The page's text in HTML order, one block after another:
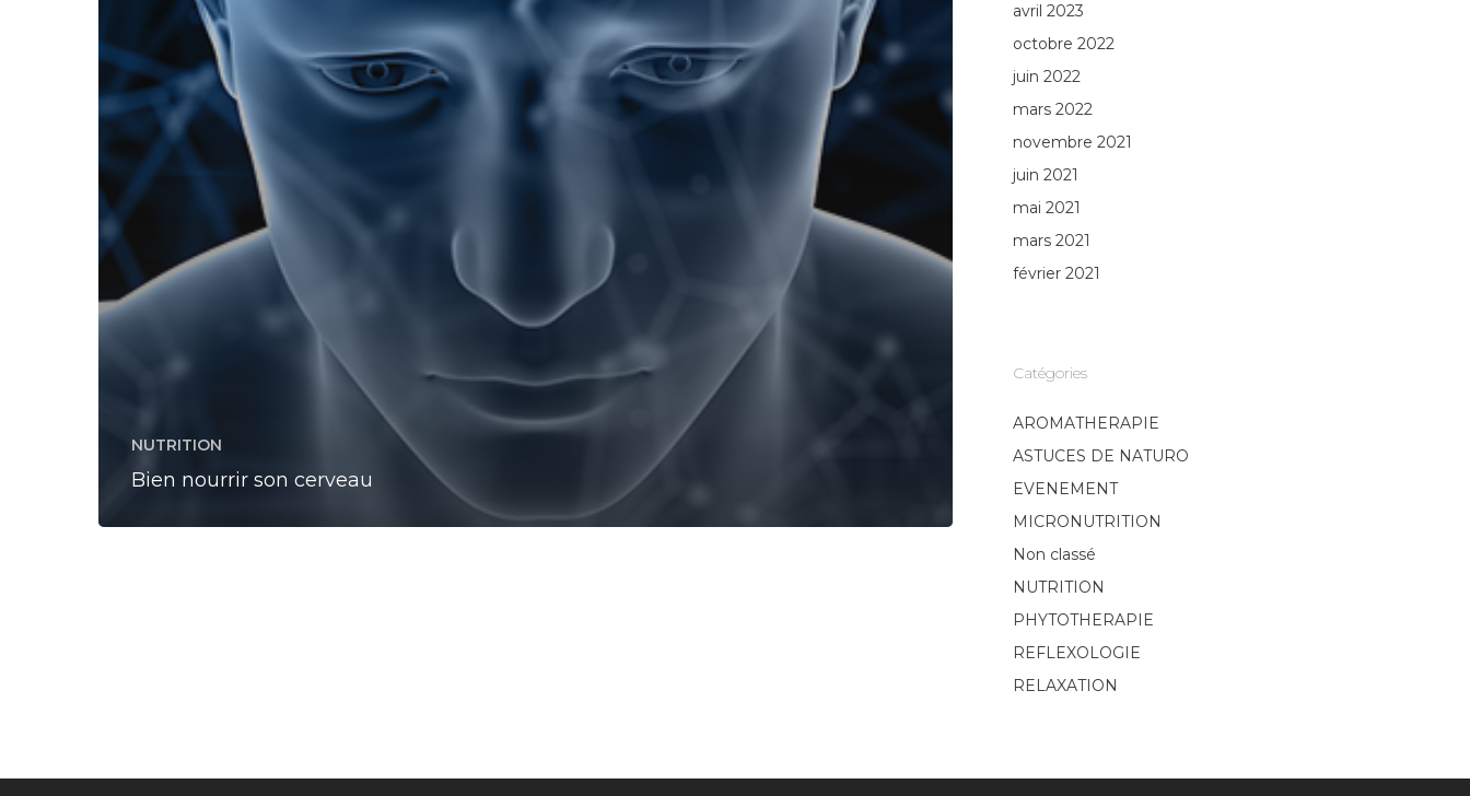
NUTRITION
Bien nourrir son cerveau
avril 2023
octobre 2022
juin 2022
mars 2022
novembre 2021
juin 2021
mai 2021
mars 2021
février 2021
Catégories
AROMATHERAPIE
ASTUCES DE NATURO
EVENEMENT
MICRONUTRITION
Non classé
NUTRITION
PHYTOTHERAPIE
REFLEXOLOGIE
RELAXATION